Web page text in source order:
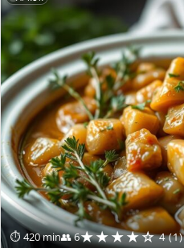
⏱ 420 min👥 6★★★★☆ 4 (1)